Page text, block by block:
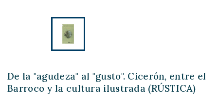
De la "agudeza" al "gusto". Cicerón, entre el
Barroco y la cultura ilustrada (RÚSTICA)